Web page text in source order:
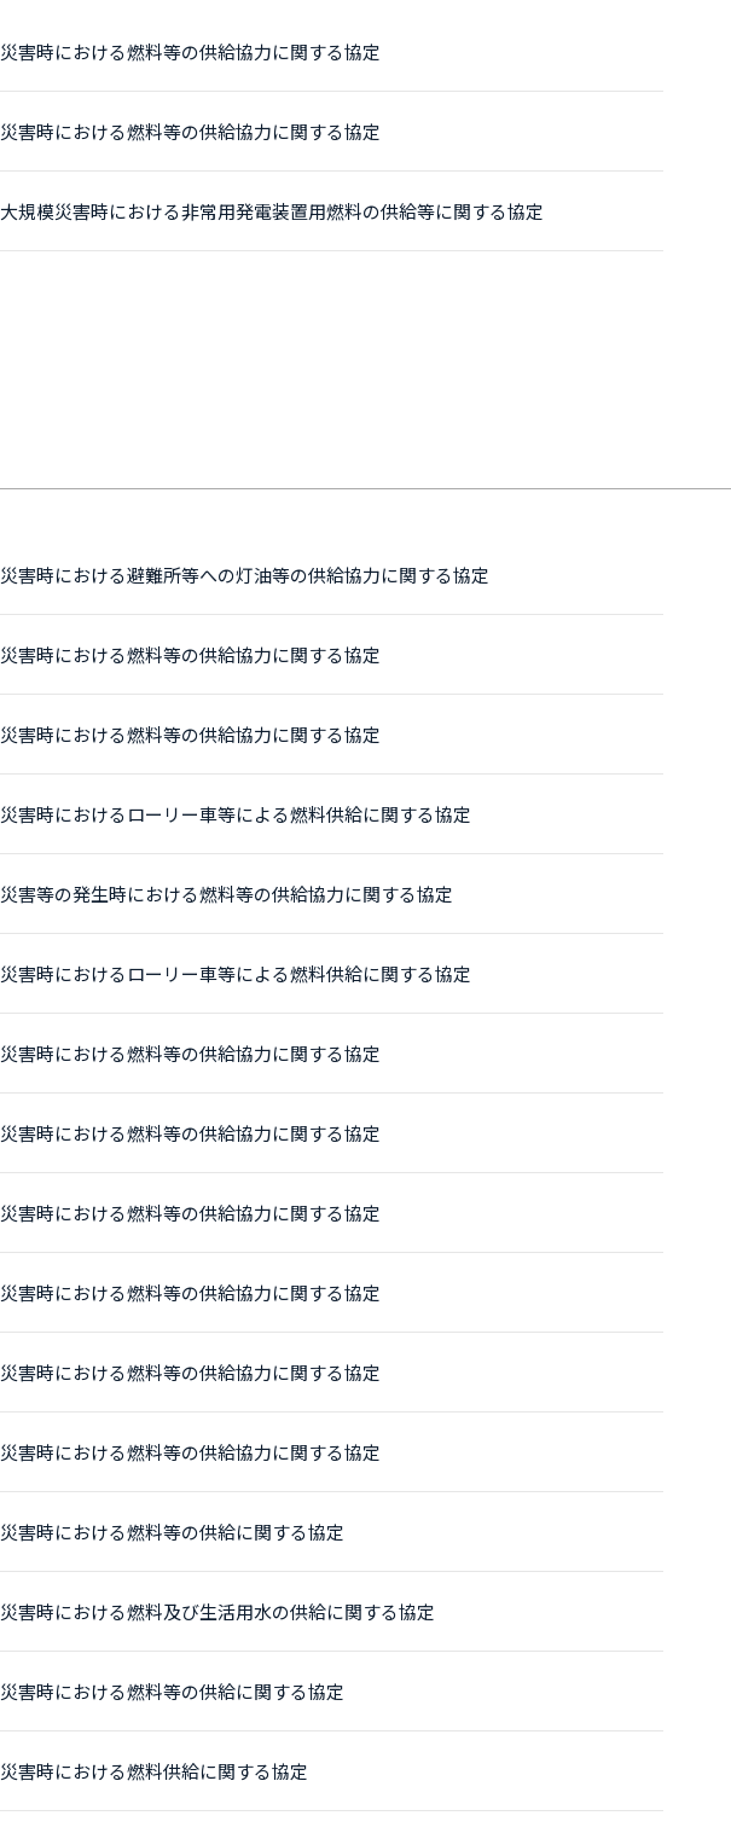
災害時における燃料等の供給協力に関する協定
災害時における燃料等の供給協力に関する協定
大規模災害時における非常用発電装置用燃料の供給等に関する協定
災害時における避難所等への灯油等の供給協力に関する協定
災害時における燃料等の供給協力に関する協定
災害時における燃料等の供給協力に関する協定
災害時におけるローリー車等による燃料供給に関する協定
災害等の発生時における燃料等の供給協力に関する協定
災害時におけるローリー車等による燃料供給に関する協定
災害時における燃料等の供給協力に関する協定
災害時における燃料等の供給協力に関する協定
災害時における燃料等の供給協力に関する協定
災害時における燃料等の供給協力に関する協定
災害時における燃料等の供給協力に関する協定
災害時における燃料等の供給協力に関する協定
災害時における燃料等の供給に関する協定
災害時における燃料及び生活用水の供給に関する協定
災害時における燃料等の供給に関する協定
災害時における燃料供給に関する協定